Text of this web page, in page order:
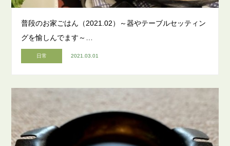
普段のお家ごはん（2021.02）～器やテーブルセッティン
グを愉しんでます～…
日常 2021.03.01